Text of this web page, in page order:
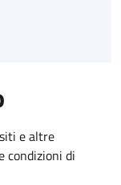
e altre
condizioni di